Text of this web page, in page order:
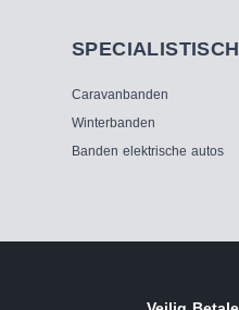
SPECIALISTISCH
Caravanbanden
Winterbanden
Banden elektrische autos